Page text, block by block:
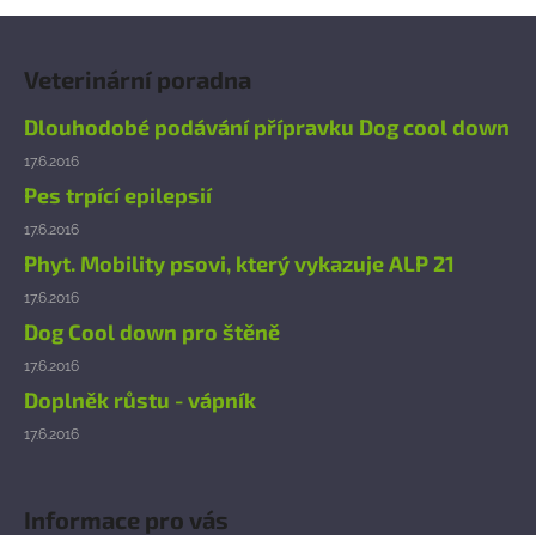
Veterinární poradna
Dlouhodobé podávání přípravku Dog cool down
17.6.2016
Pes trpící epilepsií
17.6.2016
Phyt. Mobility psovi, který vykazuje ALP 21
17.6.2016
Dog Cool down pro štěně
17.6.2016
Doplněk růstu - vápník
17.6.2016
Informace pro vás